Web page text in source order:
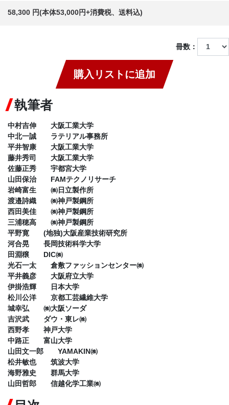
58,300 円(本体53,000円+消費税、送料込)
冊数：
購入リストに追加
執筆者
中村吉伸 大阪工業大学
中北一誠 ラテリアル事務所
平井智康 大阪工業大学
藤井秀司 大阪工業大学
佐藤正秀 宇都宮大学
山田保治 FAMテクノリサーチ
岩崎富生 ㈱日立製作所
渡邉詩織 ㈱神戸製鋼所
西田美佳 ㈱神戸製鋼所
三浦穂高 ㈱神戸製鋼所
平野寛 (地独)大阪産業技術研究所
河合晃 長岡技術科学大学
田淵穣 DIC㈱
光石一太 倉敷ファッションセンター㈱
平井義彦 大阪府立大学
伊掛浩輝 日本大学
松川公洋 京都工芸繊維大学
城幸弘 ㈱大阪ソーダ
吉沢武 ダウ・東レ㈱
西野孝 神戸大学
中路正 富山大学
山田文一郎 YAMAKIN㈱
松井敏也 筑波大学
海野雅史 群馬大学
山田哲郎 信越化学工業㈱